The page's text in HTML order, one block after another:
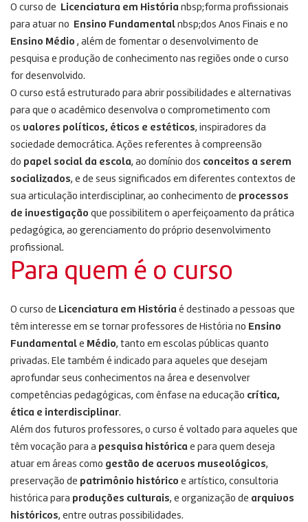
O curso de Licenciatura em História nbsp;forma profissionais
para atuar no Ensino Fundamental nbsp;dos Anos Finais e no
Ensino Médio , além de fomentar o desenvolvimento de
pesquisa e produção de conhecimento nas regiões onde o curso
for desenvolvido.
O curso está estruturado para abrir possibilidades e alternativas
para que o acadêmico desenvolva o comprometimento com
os valores políticos, éticos e estéticos, inspiradores da
sociedade democrática. Ações referentes à compreensão
do papel social da escola, ao domínio dos conceitos a serem
socializados, e de seus significados em diferentes contextos de
sua articulação interdisciplinar, ao conhecimento de processos
de investigação que possibilitem o aperfeiçoamento da prática
pedagógica, ao gerenciamento do próprio desenvolvimento
profissional.
Para quem é o curso
O curso de Licenciatura em História é destinado a pessoas que
têm interesse em se tornar professores de História no Ensino
Fundamental e Médio, tanto em escolas públicas quanto
privadas. Ele também é indicado para aqueles que desejam
aprofundar seus conhecimentos na área e desenvolver
competências pedagógicas, com ênfase na educação crítica,
ética e interdisciplinar.
Além dos futuros professores, o curso é voltado para aqueles que
têm vocação para a pesquisa histórica e para quem deseja
atuar em áreas como gestão de acervos museológicos,
preservação de patrimônio histórico e artístico, consultoria
histórica para produções culturais, e organização de arquivos
históricos, entre outras possibilidades.